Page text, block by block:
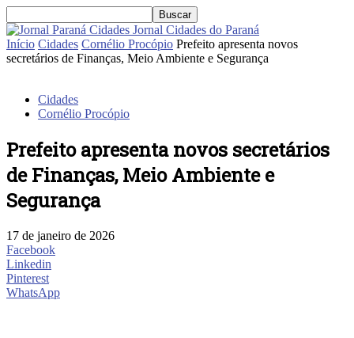
Jornal Cidades do Paraná
Início Cidades Cornélio Procópio Prefeito apresenta novos
secretários de Finanças, Meio Ambiente e Segurança
Cidades
Cornélio Procópio
Prefeito apresenta novos secretários
de Finanças, Meio Ambiente e
Segurança
17 de janeiro de 2026
Facebook
Linkedin
Pinterest
WhatsApp